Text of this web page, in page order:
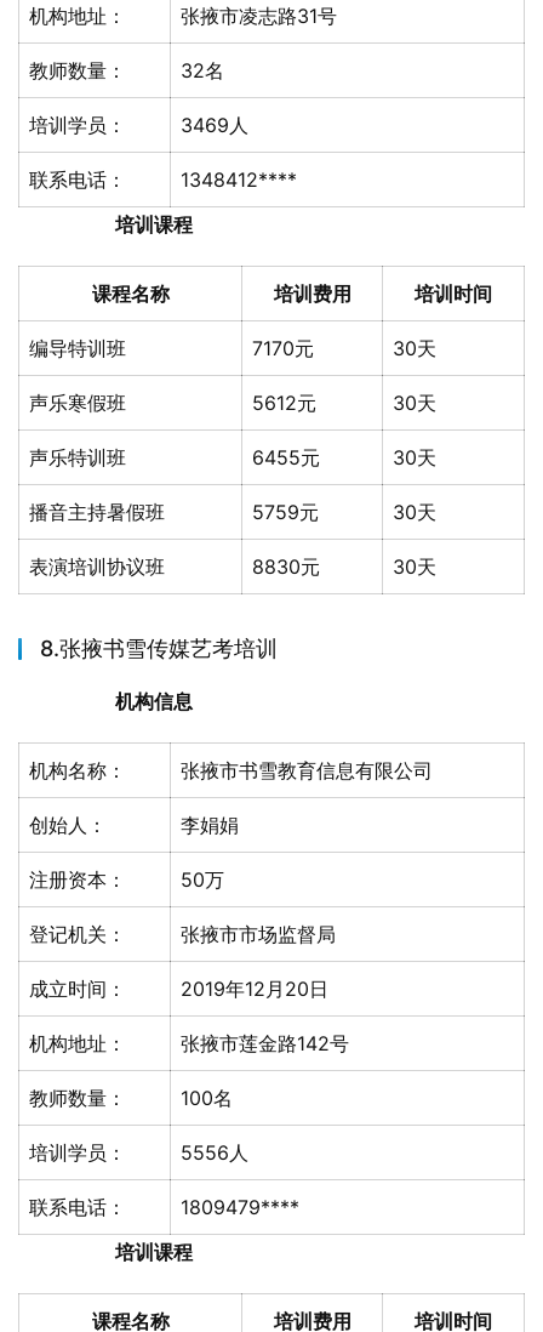
机构地址： 张掖市凌志路31号
教师数量： 32名
培训学员： 3469人
联系电话：
1348412****
培训课程
课程名称 培训费用 培训时间
编导特训班 7170元 30天
声乐寒假班 5612元 30天
声乐特训班 6455元 30天
播音主持暑假班 5759元 30天
表演培训协议班 8830元 30天
8.张掖书雪传媒艺考培训
机构信息
机构名称： 张掖市书雪教育信息有限公司
创始人： 李娟娟
注册资本： 50万
登记机关： 张掖市市场监督局
成立时间： 2019年12月20日
机构地址： 张掖市莲金路142号
教师数量： 100名
培训学员： 5556人
联系电话：
1809479****
培训课程
课程名称 培训费用 培训时间